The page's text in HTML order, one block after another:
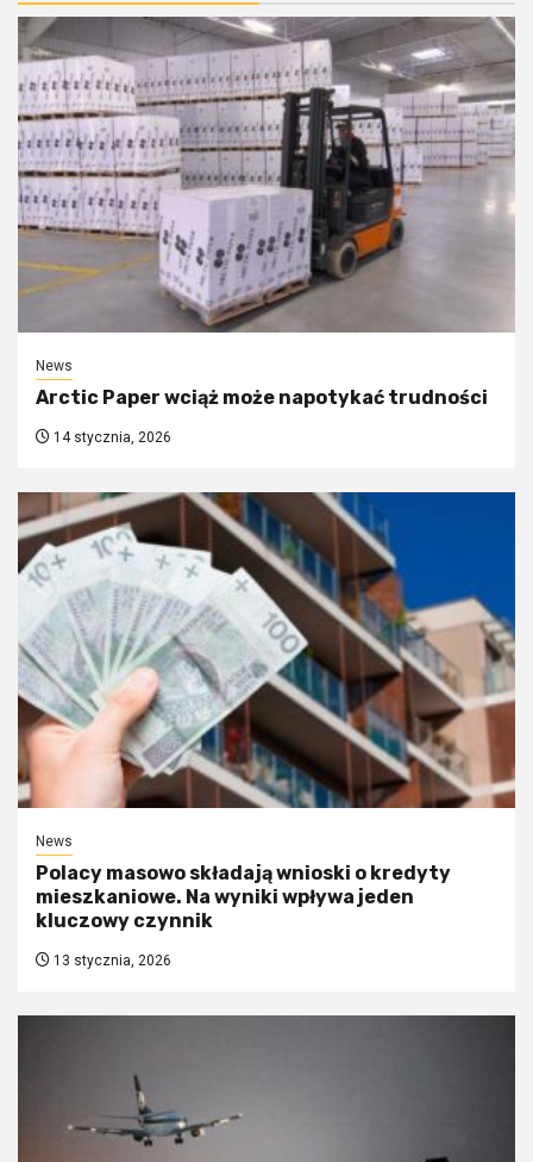
News
Arctic Paper wciąż może napotykać trudności
14 stycznia, 2026
News
Polacy masowo składają wnioski o kredyty
mieszkaniowe. Na wyniki wpływa jeden
kluczowy czynnik
13 stycznia, 2026